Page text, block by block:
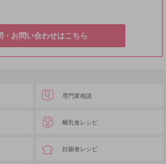
・お問い合わせはこちら
専門家相談
離乳食レシピ
妊娠食レシピ